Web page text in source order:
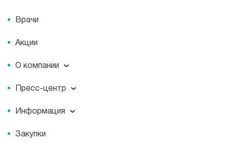
Врачи
Акции
О компании
О компании
История
Документы
Пресс-центр
Пресс-центр
Журнал для пациентов «МЕДСИ СЕГОДНЯ»
Информация
Информация
Закупки